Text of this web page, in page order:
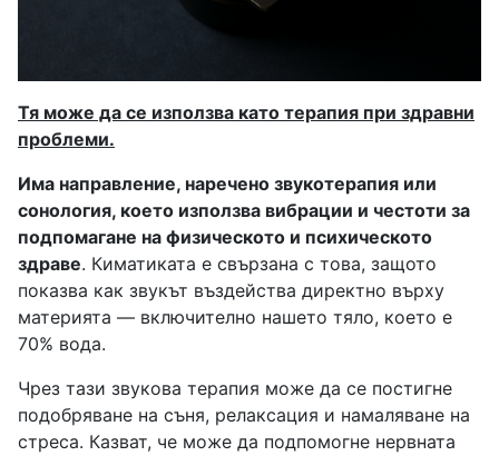
Тя може да се използва като терапия при здравни
проблеми.
Има направление, наречено звукотерапия или
сонология, което използва вибрации и честоти за
подпомагане на физическото и психическото
здраве. Киматиката е свързана с това, защото
показва как звукът въздейства директно върху
материята — включително нашето тяло, което е
70% вода.
Чрез тази звукова терапия може да се постигне
подобряване на съня, релаксация и намаляване на
стреса. Казват, че може да подпомогне нервната